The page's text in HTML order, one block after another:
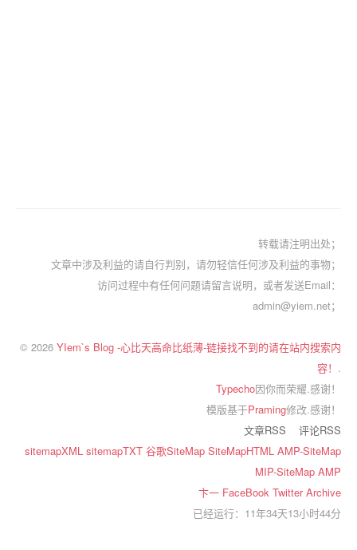
转载请注明出处；
文章中涉及利益的请自行判别，请勿轻信任何涉及利益的事物；
访问过程中有任何问题请留言说明，或者发送Email：
admin@yiem.net；
© 2026 YIem`s Blog -心比天高命比纸薄-链接找不到的请在站内搜索内
容！ .
Typecho因你而荣耀.感谢！
模版基于Praming修改.感谢！
文章RSS
评论RSS
sitemapXML sitemapTXT 谷歌SiteMap SiteMapHTML AMP-SiteMap
MIP-SiteMap AMP
卞一 FaceBook TwitterArchive
已经运行：11年34天13小时44分